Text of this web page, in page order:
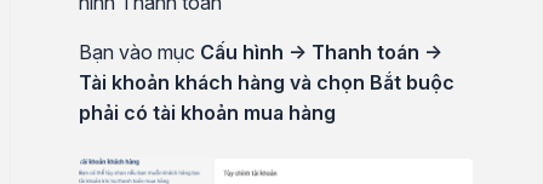
Bạn vào mục Cấu hình → Thanh toán →
Tài khoản khách hàng và chọn Bắt buộc
phải có tài khoản mua hàng